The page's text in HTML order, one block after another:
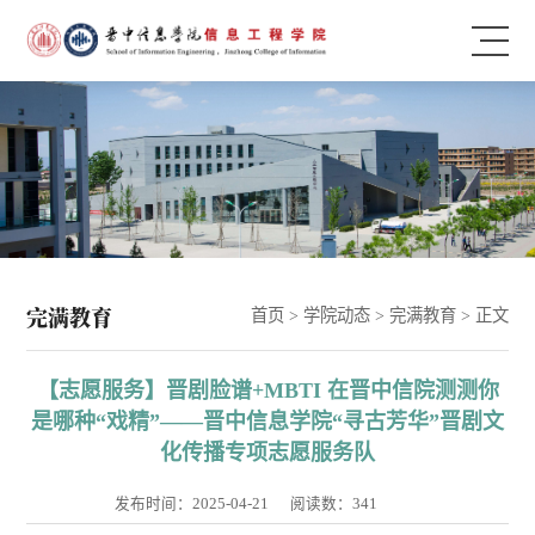
完满教育 首页 > 学院动态> 完满教育> 正文
【志愿服务】晋剧脸谱+MBTI 在晋中信院测测你
是哪种“戏精”——晋中信息学院“寻古芳华”晋剧文
化传播专项志愿服务队
发布时间：2025-04-21 阅读数： 341